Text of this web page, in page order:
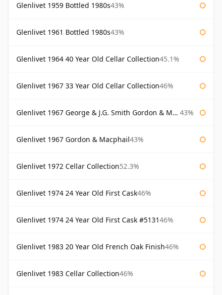
Glenlivet 1959 Bottled 1980s43%
Glenlivet 1961 Bottled 1980s43%
Glenlivet 1964 40 Year Old Cellar Collection45.1%
Glenlivet 1967 33 Year Old Cellar Collection46%
Glenlivet 1967 George & J.G. Smith Gordon & Macphail 43%
Glenlivet 1967 Gordon & Macphail43%
Glenlivet 1972 Cellar Collection52.3%
Glenlivet 1974 24 Year Old First Cask46%
Glenlivet 1974 24 Year Old First Cask #513146%
Glenlivet 1983 20 Year Old French Oak Finish46%
Glenlivet 1983 Cellar Collection46%